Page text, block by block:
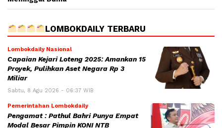
LOMBOKDAILY TERBARU
Lombokdaily Nasional
Capaian Kejari Loteng 2025: Amankan 15
Proyek, Pulihkan Aset Negara Rp 3
Miliar
Sabtu, 8 Agu 2026 - 06:37 WIB
Pemerintahan Lombokdaily
Pengamat : Pathul Bahri Punya Empat
Modal Besar Pimpin KONI NTB